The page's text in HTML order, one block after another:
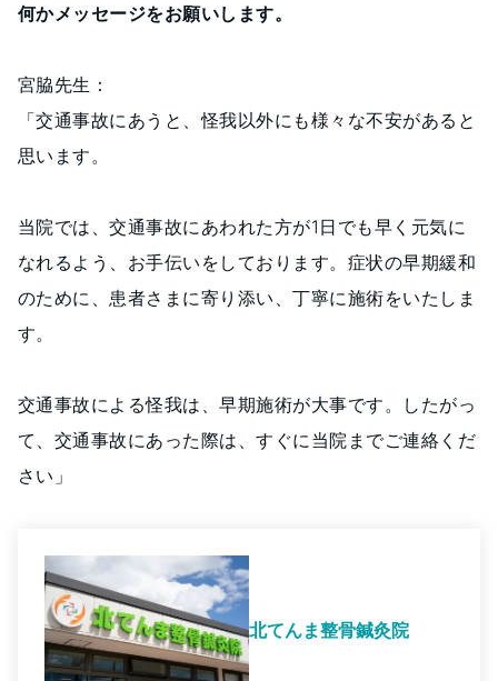
何かメッセージをお願いします。
宮脇先生：
「交通事故にあうと、怪我以外にも様々な不安があると
思います。
当院では、交通事故にあわれた方が1日でも早く元気に
なれるよう、お手伝いをしております。症状の早期緩和
のために、患者さまに寄り添い、丁寧に施術をいたしま
す。
交通事故による怪我は、早期施術が大事です。したがっ
て、交通事故にあった際は、すぐに当院までご連絡くだ
さい」
北てんま整骨鍼灸院